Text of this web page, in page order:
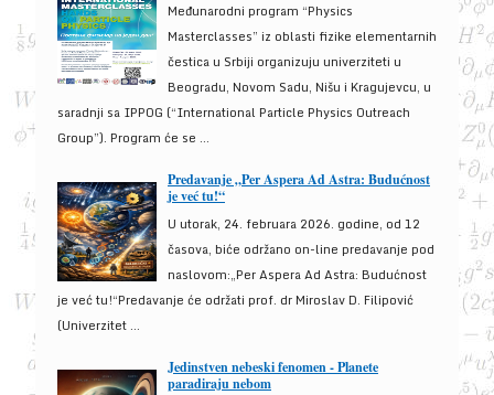
Međunarodni program “Physics
Masterclasses” iz oblasti fizike elementarnih
čestica u Srbiji organizuju univerziteti u
Beogradu, Novom Sadu, Nišu i Kragujevcu, u
saradnji sa IPPOG (“International Particle Physics Outreach
Group”). Program će se ...
Predavanje „Per Aspera Ad Astra: Budućnost
je već tu!“
U utorak, 24. februara 2026. godine, od 12
časova, biće održano on-line predavanje pod
naslovom:„Per Aspera Ad Astra: Budućnost
je već tu!“Predavanje će održati prof. dr Miroslav D. Filipović
(Univerzitet ...
Jedinstven nebeski fenomen - Planete
paradiraju nebom